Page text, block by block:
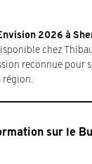
2026 à
chez
reconnue pour
région.
sur le